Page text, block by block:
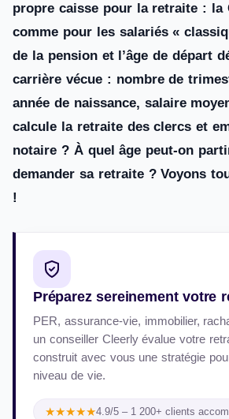
propre caisse pour la retraite : la
comme pour les salariés «
de la pension et l’âge de départ
carrière vécue : nombre de
année de naissance, salaire
calcule la retraite des clercs et
notaire ? À quel âge peut-on
demander sa retraite ? Voyons
!
Préparez sereinement votre
PER, assurance-vie, immobilier,
un conseiller Cleerly évalue votre
construit avec vous une stratégie
niveau de vie.
★★★★★4.9/5 – 1 200+ clients